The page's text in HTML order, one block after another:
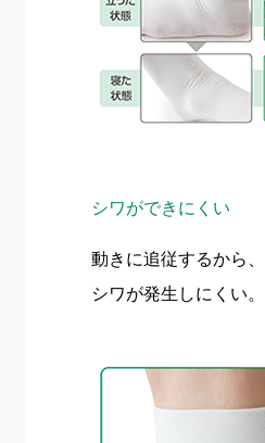
シワができにくい
動きに追従するから、
シワが発生しにくい。